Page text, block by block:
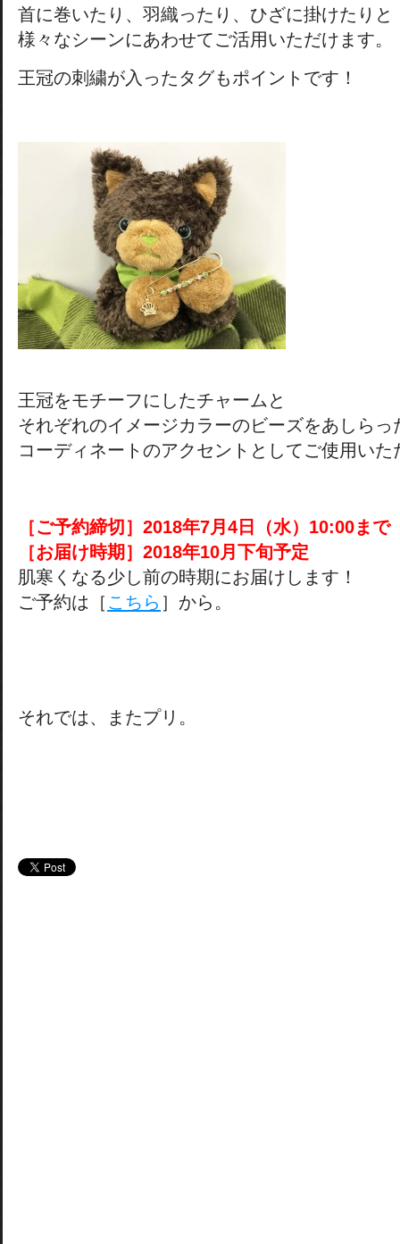
首に巻いたり、羽織ったり、ひざに掛けたりと
様々なシーンにあわせてご活用いただけます。
王冠の刺繍が入ったタグもポイントです！
王冠をモチーフにしたチャームと
それぞれのイメージカラーのビーズをあしら
コーディネートのアクセントとしてご使用いた
［ご予約締切］2018年7月4日（水）10:00まで
［お届け時期］2018年10月下旬予定
肌寒くなる少し前の時期にお届けします！
ご予約は［ こちら ］から。
それでは、またプリ。